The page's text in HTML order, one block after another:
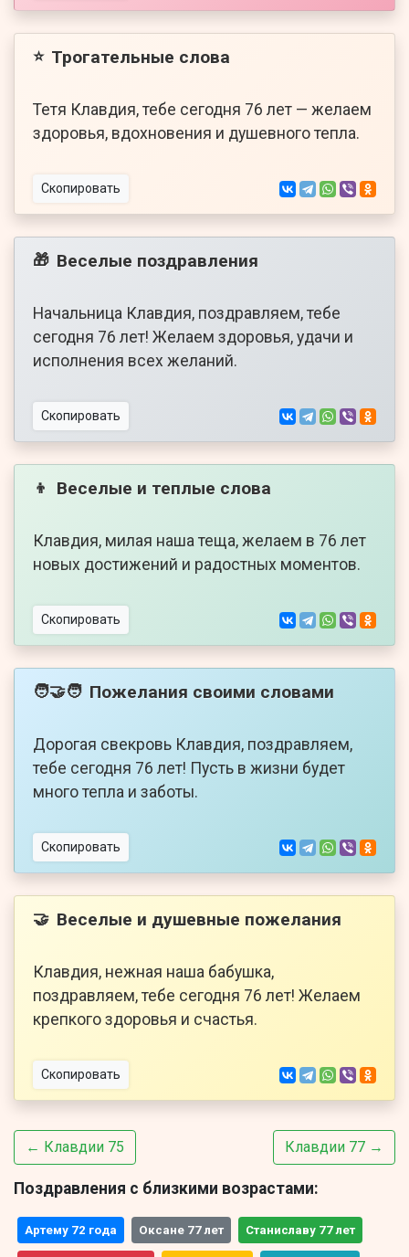
⭐ Трогательные слова
Тетя Клавдия, тебе сегодня 76 лет — желаем
здоровья, вдохновения и душевного тепла.
Скопировать
🎁 Веселые поздравления
Начальница Клавдия, поздравляем, тебе
сегодня 76 лет! Желаем здоровья, удачи и
исполнения всех желаний.
Скопировать
👦 Веселые и теплые слова
Клавдия, милая наша теща, желаем в 76 лет
новых достижений и радостных моментов.
Скопировать
🧑‍🤝‍🧑 Пожелания своими словами
Дорогая свекровь Клавдия, поздравляем,
тебе сегодня 76 лет! Пусть в жизни будет
много тепла и заботы.
Скопировать
🤝 Веселые и душевные пожелания
Клавдия, нежная наша бабушка,
поздравляем, тебе сегодня 76 лет! Желаем
крепкого здоровья и счастья.
Скопировать
← Клавдии 75 Клавдии 77 →
Поздравления с близкими возрастами:
Артему 72 года Оксане 77 лет Станиславу 77 лет